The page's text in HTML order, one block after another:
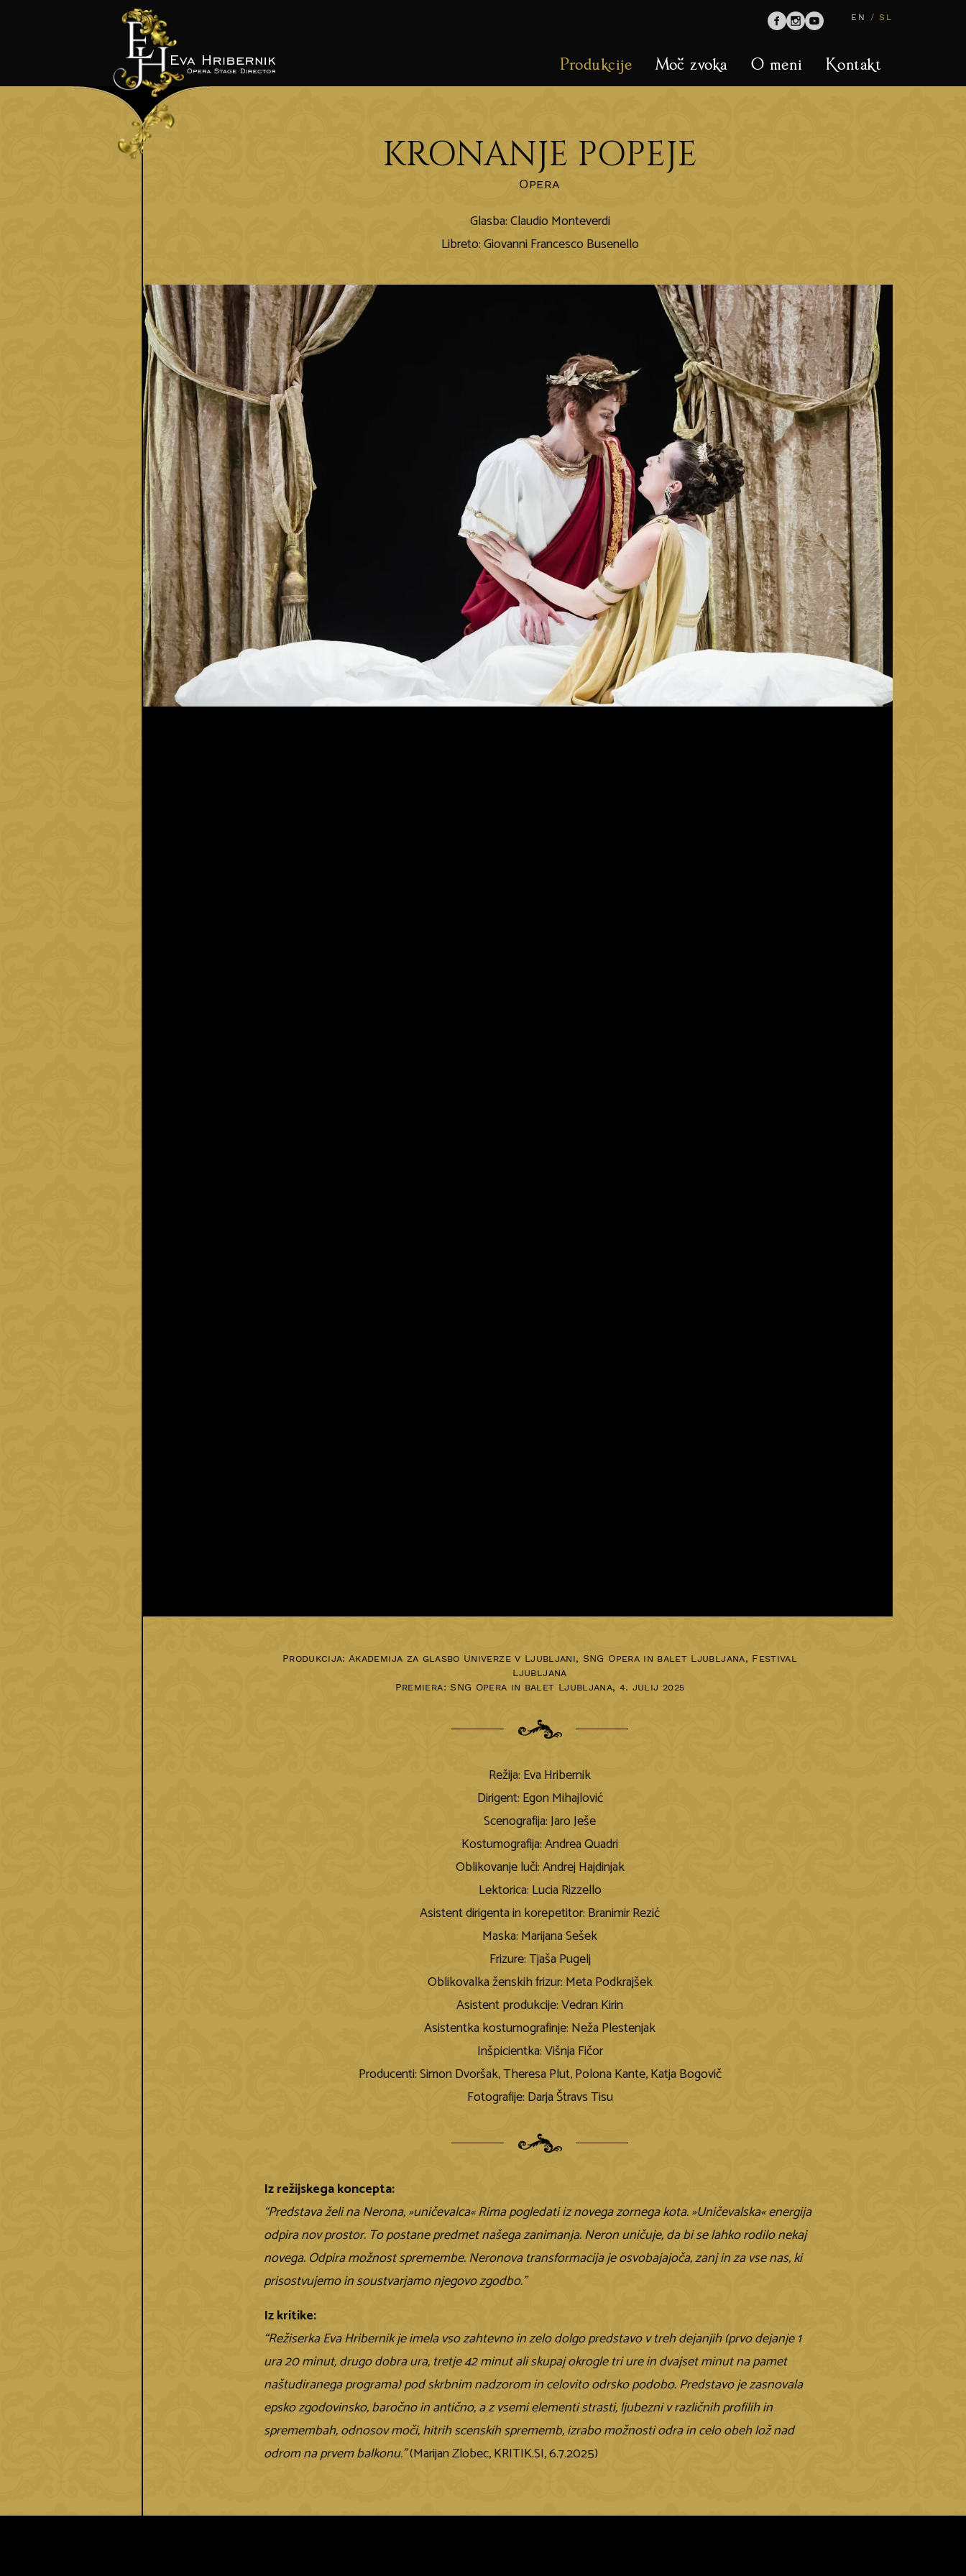
EN /SL
Produkcije Moč zvoka O meni Kontakt
KRONANJE POPEJE
Opera
Glasba: Claudio Monteverdi
Libreto: Giovanni Francesco Busenello
Produkcija: Akademija za glasbo Univerze v Ljubljani, SNG Opera in balet Ljubljana, Festival
Ljubljana
Premiera: SNG Opera in balet Ljubljana, 4. julij 2025
Režija: Eva Hribernik
Dirigent: Egon Mihajlović
Scenografija: Jaro Ješe
Kostumografija: Andrea Quadri
Oblikovanje luči: Andrej Hajdinjak
Lektorica: Lucia Rizzello
Asistent dirigenta in korepetitor: Branimir Rezić
Maska: Marijana Sešek
Frizure: Tjaša Pugelj
Oblikovalka ženskih frizur: Meta Podkrajšek
Asistent produkcije: Vedran Kirin
Asistentka kostumografinje: Neža Plestenjak
Inšpicientka: Višnja Fičor
Producenti: Simon Dvoršak, Theresa Plut, Polona Kante, Katja Bogovič
Fotografije: Darja Štravs Tisu
Iz režijskega koncepta:
“Predstava želi na Nerona, »uničevalca« Rima pogledati iz novega zornega kota. »Uničevalska« energija
odpira nov prostor. To postane predmet našega zanimanja. Neron uničuje, da bi se lahko rodilo nekaj
novega. Odpira možnost spremembe. Neronova transformacija je osvobajajoča, zanj in za vse nas, ki
prisostvujemo in soustvarjamo njegovo zgodbo.”
Iz kritike:
“Režiserka Eva Hribernik je imela vso zahtevno in zelo dolgo predstavo v treh dejanjih (prvo dejanje 1
ura 20 minut, drugo dobra ura, tretje 42 minut ali skupaj okrogle tri ure in dvajset minut na pamet
naštudiranega programa) pod skrbnim nadzorom in celovito odrsko podobo. Predstavo je zasnovala
epsko zgodovinsko, baročno in antično, a z vsemi elementi strasti, ljubezni v različnih profilih in
spremembah, odnosov moči, hitrih scenskih sprememb, izrabo možnosti odra in celo obeh lož nad
odrom na prvem balkonu.”(Marijan Zlobec, KRITIK.SI, 6.7.2025)